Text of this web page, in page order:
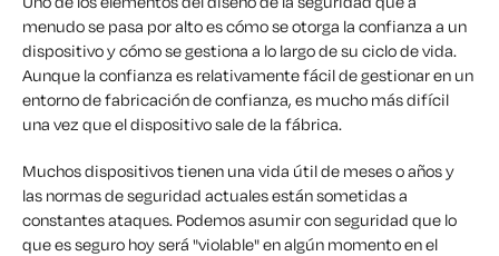
menudo se pasa por alto es cómo se otorga la confianza a un
dispositivo y cómo se gestiona a lo largo de su ciclo de vida.
Aunque la confianza es relativamente fácil de gestionar en un
entorno de fabricación de confianza, es mucho más difícil
una vez que el dispositivo sale de la fábrica.
Muchos dispositivos tienen una vida útil de meses o años y
las normas de seguridad actuales están sometidas a
constantes ataques. Podemos asumir con seguridad que lo
que es seguro hoy será "violable" en algún momento en el